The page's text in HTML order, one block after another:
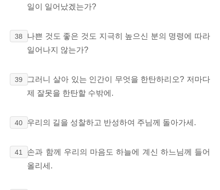
일이 일어났겠는가?
38 나쁜 것도 좋은 것도 지극히 높으신 분의 명령에 따라
일어나지 않는가?
39
그러니 살아 있는 인간이 무엇을 한탄하리오? 저마다
제 잘못을 한탄할 수밖에.
40 우리의 길을 성찰하고 반성하여 주님께 돌아가세.
41 손과 함께
우리의 마음도 하늘에 계신 하느님께 들어
올리세.